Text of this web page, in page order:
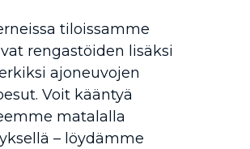
tiloissamme
rengastöiden lisäksi
ajoneuvojen
Voit kääntyä
matalalla
– löydämme